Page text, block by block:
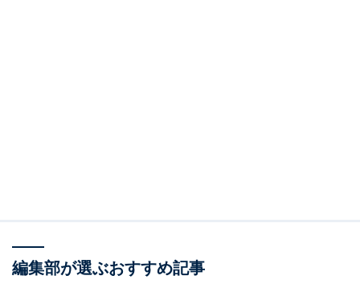
編集部が選ぶおすすめ記事